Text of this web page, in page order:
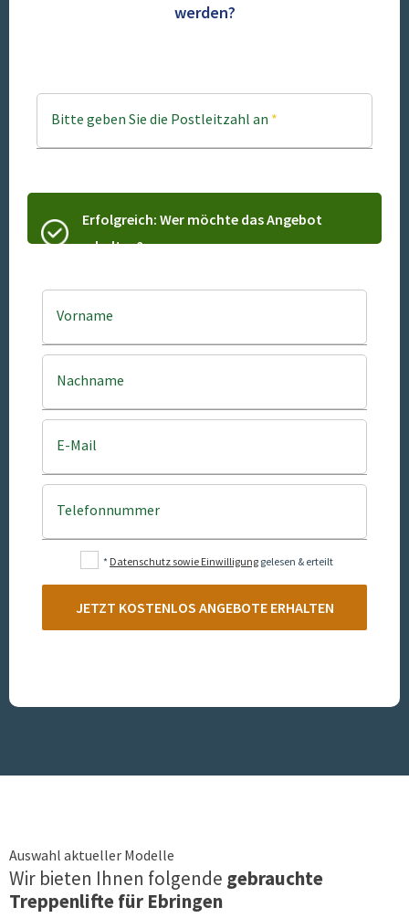
werden?
Bitte geben Sie die Postleitzahl an *
Erfolgreich: Wer möchte das Angebot
erhalten?
Vorname
Nachname
E-Mail
Telefonnummer
* Datenschutz sowie Einwilligung gelesen & erteilt
JETZT KOSTENLOS ANGEBOTE ERHALTEN
Auswahl aktueller Modelle
Wir bieten Ihnen folgende gebrauchte
Treppenlifte für Ebringen